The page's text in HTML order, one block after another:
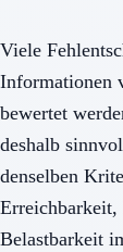
Viele
Informationen
bewertet
deshalb
denselben
Belastbarkeit